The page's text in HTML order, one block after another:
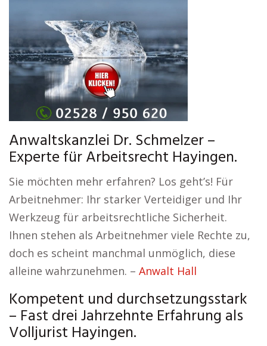
Anwaltskanzlei Dr. Schmelzer –
Experte für Arbeitsrecht Hayingen.
Sie möchten mehr erfahren? Los geht’s! Für
Arbeitnehmer: Ihr starker Verteidiger und Ihr
Werkzeug für arbeitsrechtliche Sicherheit.
Ihnen stehen als Arbeitnehmer viele Rechte zu,
doch es scheint manchmal unmöglich, diese
alleine wahrzunehmen. – Anwalt Hall
Kompetent und durchsetzungsstark
– Fast drei Jahrzehnte Erfahrung als
Volljurist Hayingen.